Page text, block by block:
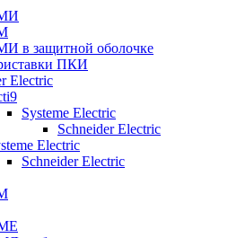
в защитной оболочке
ПКИ
Electric
Systeme Electric
Schneider Electric
Electric
Schneider Electric